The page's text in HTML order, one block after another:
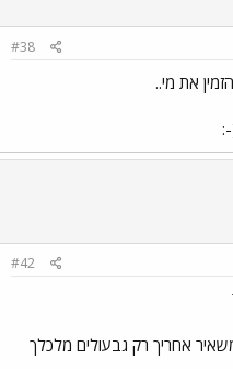
#38
את מי..
:
#42
אחריך רק גבעולים מלכלך